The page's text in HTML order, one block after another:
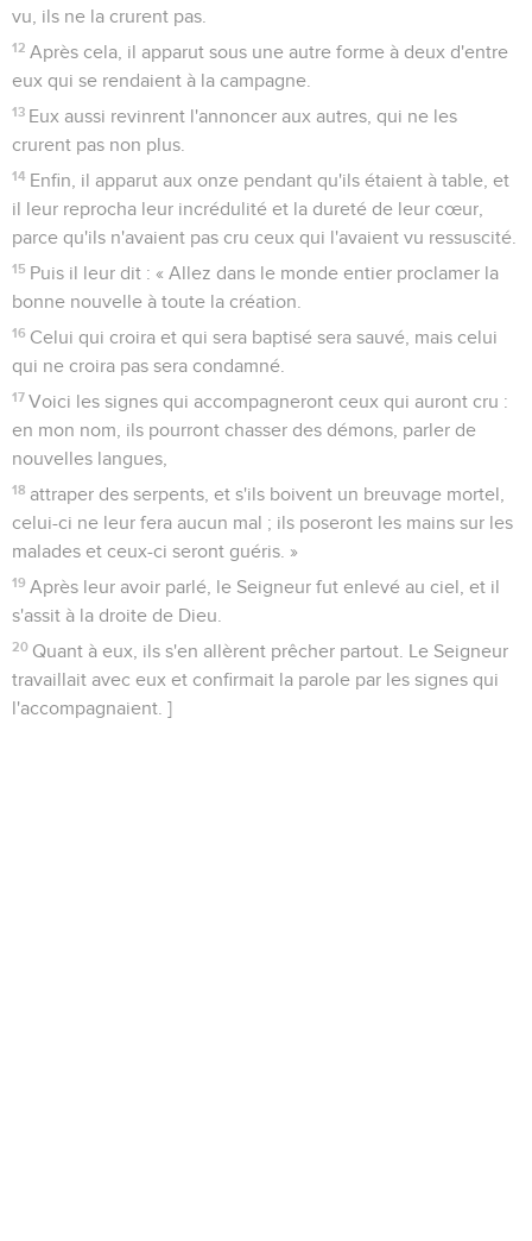
vu, ils ne la crurent pas.
12 Après cela, il apparut sous une autre forme à deux d'entre
eux qui se rendaient à la campagne.
13 Eux aussi revinrent l'annoncer aux autres, qui ne les
crurent pas non plus.
14 Enfin, il apparut aux onze pendant qu'ils étaient à table, et
il leur reprocha leur incrédulité et la dureté de leur cœur,
parce qu'ils n'avaient pas cru ceux qui l'avaient vu ressuscité.
15 Puis il leur dit : « Allez dans le monde entier proclamer la
bonne nouvelle à toute la création.
16 Celui qui croira et qui sera baptisé sera sauvé, mais celui
qui ne croira pas sera condamné.
17 Voici les signes qui accompagneront ceux qui auront cru :
en mon nom, ils pourront chasser des démons, parler de
nouvelles langues,
18 attraper des serpents, et s'ils boivent un breuvage mortel,
celui-ci ne leur fera aucun mal ; ils poseront les mains sur les
malades et ceux-ci seront guéris. »
19 Après leur avoir parlé, le Seigneur fut enlevé au ciel, et il
s'assit à la droite de Dieu.
20 Quant à eux, ils s'en allèrent prêcher partout. Le Seigneur
travaillait avec eux et confirmait la parole par les signes qui
l'accompagnaient. ]